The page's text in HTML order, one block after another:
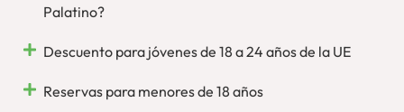
Palatino?
Descuento para jóvenes de 18 a 24 años de la UE
Reservas para menores de 18 años